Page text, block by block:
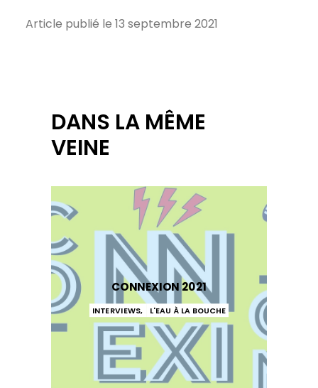
Article publié le 13 septembre 2021
DANS LA MÊME
VEINE
CONNEXION 2021
INTERVIEWS, L'EAU À LA BOUCHE